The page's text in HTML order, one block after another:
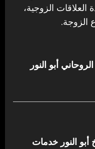
الزوجية،
الزوجة.
أبو النور
النور خدمات